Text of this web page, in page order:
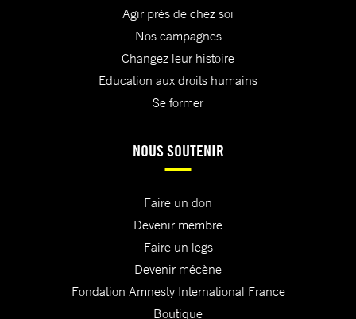
Agir près de chez soi
Nos campagnes
Changez leur histoire
Education aux droits humains
Se former
NOUS SOUTENIR
Faire un don
Devenir membre
Faire un legs
Devenir mécène
Fondation Amnesty International France
Boutique